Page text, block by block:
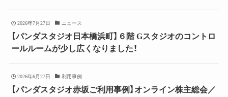
2026年7月27日 ニュース
【パンダスタジオ日本橋浜町】６階 Gスタジオのコントロ
ールルームが少し広くなりました！
2026年6月27日 利用事例
【パンダスタジオ赤坂ご利用事例】オンライン株主総会／